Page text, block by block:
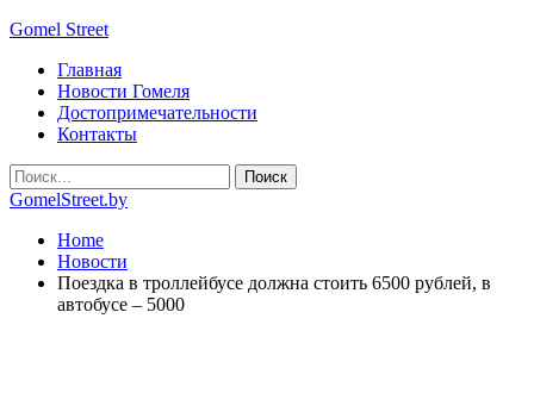
Gomel Street
Главная
Новости Гомеля
Достопримечательности
Контакты
GomelStreet.by
Home
Новости
Поездка в троллейбусе должна стоить 6500 рублей, в
автобусе – 5000